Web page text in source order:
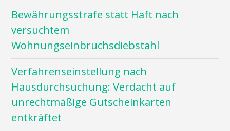
Bewährungsstrafe statt Haft nach
versuchtem
Wohnungseinbruchsdiebstahl
Verfahrenseinstellung nach
Hausdurchsuchung: Verdacht auf
unrechtmäßige Gutscheinkarten
entkräftet